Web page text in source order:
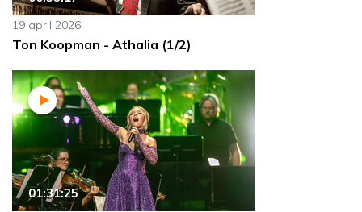
19 april 2026
Ton Koopman - Athalia (1/2)
01:31:25